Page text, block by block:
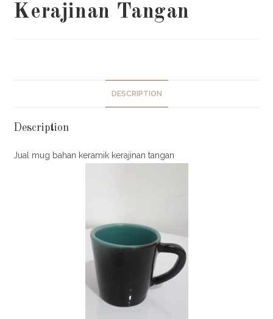
Kerajinan Tangan
DESCRIPTION
Description
Jual mug bahan keramik kerajinan tangan